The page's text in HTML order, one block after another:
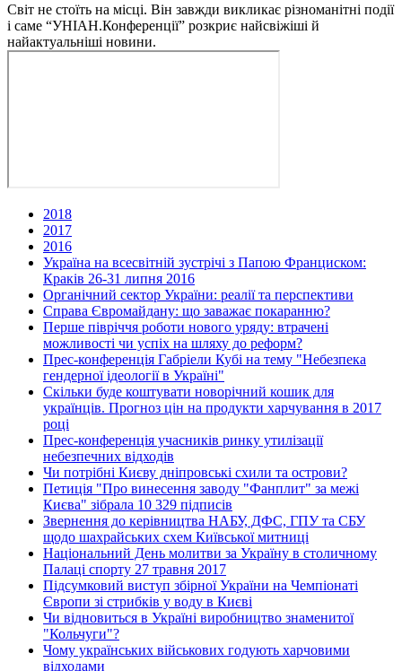
Світ не стоїть на місці. Він завжди викликає різноманітні події
і саме “УНІАН.Конференції” розкриє найсвіжіші й
найактуальніші новини.
2018
2017
2016
Україна на всесвітній зустрічі з Папою Франциском:
Краків 26-31 липня 2016
Органічний сектор України: реалії та перспективи
Справа Євромайдану: що заважає покаранню?
Перше півріччя роботи нового уряду: втрачені
можливості чи успіх на шляху до реформ?
Прес-конференція Габріели Кубі на тему "Небезпека
гендерної ідеології в Україні"
Скільки буде коштувати новорічний кошик для
українців. Прогноз цін на продукти харчування в 2017
році
Прес-конференція учасників ринку утилізації
небезпечних відходів
Чи потрібні Києву дніпровські схили та острови?
Петиція "Про винесення заводу "Фанплит" за межі
Києва" зібрала 10 329 підписів
Звернення до керівництва НАБУ, ДФС, ГПУ та СБУ
щодо шахрайських схем Київської митниці
Національний День молитви за Україну в столичному
Палаці спорту 27 травня 2017
Підсумковий виступ збірної України на Чемпіонаті
Європи зі стрибків у воду в Києві
Чи відновиться в Україні виробництво знаменитої
"Кольчуги"?
Чому українських військових годують харчовими
відходами